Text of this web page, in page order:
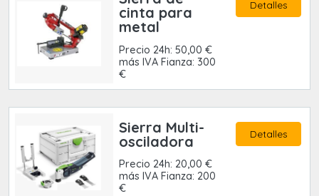
cinta para
metal
Precio 24h: 50,00 €
más IVA Fianza: 300
€
Detalles
Sierra Multi-
osciladora
Precio 24h: 20,00 €
más IVA Fianza: 200
€
Detalles